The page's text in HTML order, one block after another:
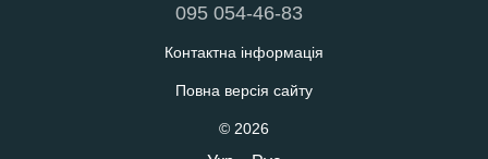
095 054-46-83
Контактна інформація
Повна версія сайту
© 2026